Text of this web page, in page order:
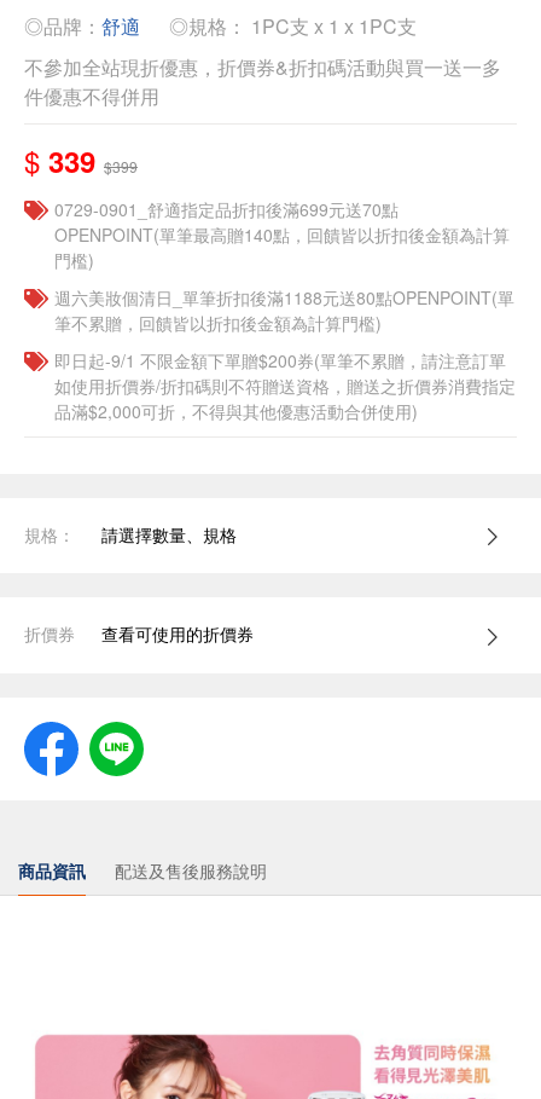
◎品牌： 舒適
◎規格： 1PC支 x 1 x 1PC支
不參加全站現折優惠，折價券&折扣碼活動與買一送一多
件優惠不得併用
$ 339 $399
0729-0901_舒適指定品折扣後滿699元送70點
OPENPOINT(單筆最高贈140點，回饋皆以折扣後金額為計算
門檻)
週六美妝個清日_單筆折扣後滿1188元送80點OPENPOINT(單
筆不累贈，回饋皆以折扣後金額為計算門檻)
即日起-9/1 不限金額下單贈$200券(單筆不累贈，請注意訂單
如使用折價券/折扣碼則不符贈送資格，贈送之折價券消費指定
品滿$2,000可折，不得與其他優惠活動合併使用)
規格： 請選擇數量、規格
折價券 查看可使用的折價券
商品資訊 配送及售後服務說明